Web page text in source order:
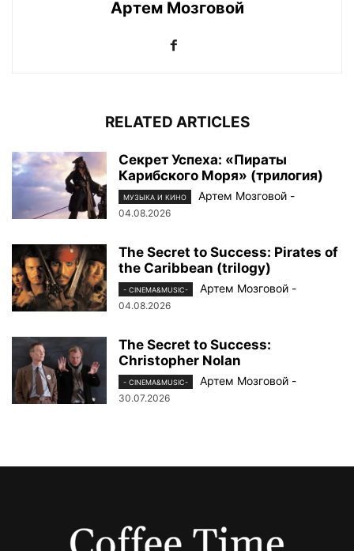
Артем Мозговой
RELATED ARTICLES
Секрет Успеха: «Пираты
Карибского Моря» (трилогия)
МУЗЫКА И КИНО Артем Мозговой -
04.08.2026
The Secret to Success: Pirates of
the Caribbean (trilogy)
- CINEMA&MUSIC- Артем Мозговой -
04.08.2026
The Secret to Success:
Christopher Nolan
- CINEMA&MUSIC- Артем Мозговой -
30.07.2026